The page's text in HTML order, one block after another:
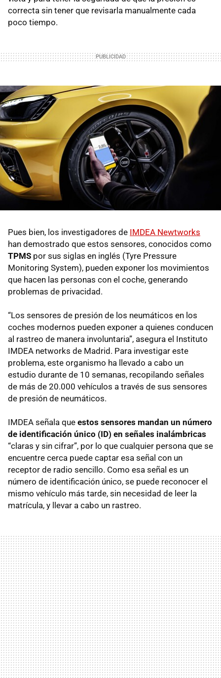
correcta sin tener que revisarla manualmente cada
poco tiempo.
Pues bien, los investigadores de IMDEA Newtworks
han demostrado que estos sensores, conocidos como
TPMS por sus siglas en inglés (Tyre Pressure
Monitoring System), pueden exponer los movimientos
que hacen las personas con el coche, generando
problemas de privacidad.
“Los sensores de presión de los neumáticos en los
coches modernos pueden exponer a quienes conducen
al rastreo de manera involuntaria”, asegura el Instituto
IMDEA networks de Madrid. Para investigar este
problema, este organismo ha llevado a cabo un
estudio durante de 10 semanas, recopilando señales
de más de 20.000 vehículos a través de sus sensores
de presión de neumáticos.
IMDEA señala que estos sensores mandan un número
de identificación único (ID) en señales inalámbricas
“claras y sin cifrar”, por lo que cualquier persona que se
encuentre cerca puede captar esa señal con un
receptor de radio sencillo. Como esa señal es un
número de identificación único, se puede reconocer el
mismo vehículo más tarde, sin necesidad de leer la
matrícula, y llevar a cabo un rastreo.